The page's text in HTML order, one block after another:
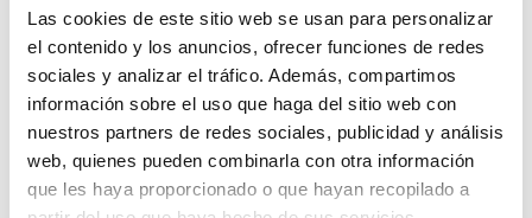
Las cookies de este sitio web se usan para personalizar
el contenido y los anuncios, ofrecer funciones de redes
sociales y analizar el tráfico. Además, compartimos
información sobre el uso que haga del sitio web con
nuestros partners de redes sociales, publicidad y análisis
web, quienes pueden combinarla con otra información
que les haya proporcionado o que hayan recopilado a